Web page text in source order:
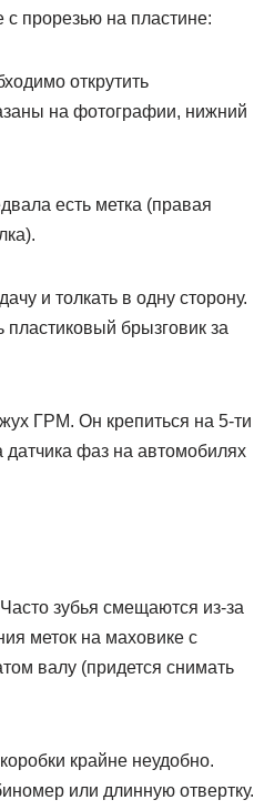
прорезью на пластине:
открутить
на фотографии, нижний
есть метка (правая
и толкать в одну сторону.
брызговик за
ГРМ. Он крепиться на 5-ти
фаз на автомобилях
зубья смещаются из-за
меток на маховике с
валу (придется снимать
крайне неудобно.
или длинную отвертку.